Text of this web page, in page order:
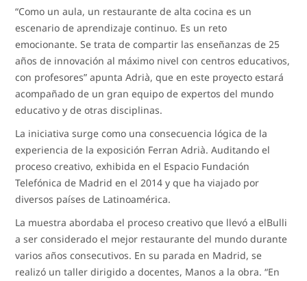
“Como un aula, un restaurante de alta cocina es un
escenario de aprendizaje continuo. Es un reto
emocionante. Se trata de compartir las enseñanzas de 25
años de innovación al máximo nivel con centros educativos,
con profesores” apunta Adrià, que en este proyecto estará
acompañado de un gran equipo de expertos del mundo
educativo y de otras disciplinas.
La iniciativa surge como una consecuencia lógica de la
experiencia de la exposición Ferran Adrià. Auditando el
proceso creativo, exhibida en el Espacio Fundación
Telefónica de Madrid en el 2014 y que ha viajado por
diversos países de Latinoamérica.
La muestra abordaba el proceso creativo que llevó a elBulli
a ser considerado el mejor restaurante del mundo durante
varios años consecutivos. En su parada en Madrid, se
realizó un taller dirigido a docentes, Manos a la obra. “En